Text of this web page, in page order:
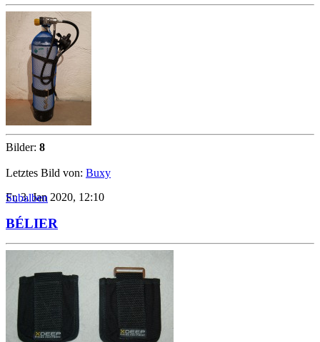
Bilder: 8
Letztes Bild von: Buxy
Fr, 3. Jan 2020, 12:10
Subalben
BÉLIER